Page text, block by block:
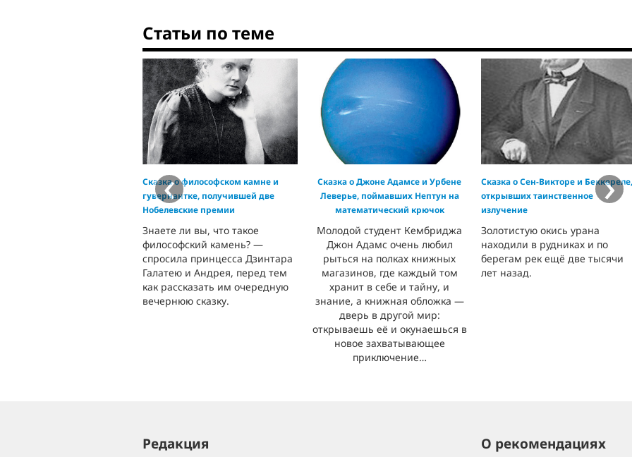
Статьи по теме
Сказка о философском камне и
гувернантке, получившей две
Нобелевские премии
Знаете ли вы, что такое
философский камень? —
спросила принцесса Дзинтара
Галатею и Андрея, перед тем
как рассказать им очередную
вечернюю сказку.
Сказка о Джоне Адамсе и Урбене
Леверье, поймавших Нептун на
математический крючок
Молодой студент Кембриджа
Джон Адамс очень любил
рыться на полках книжных
магазинов, где каждый том
хранит в себе и тайну, и
знание, а книжная обложка —
дверь в другой мир:
открываешь её и окунаешься в
новое захватывающее
приключение…
Сказка о Сен-Викторе и Беккереле,
открывших таинственное
излучение
Золотистую окись урана
находили в рудниках и по
берегам рек ещё две тысячи
лет назад.
‹ ›
Редакция О рекомендациях